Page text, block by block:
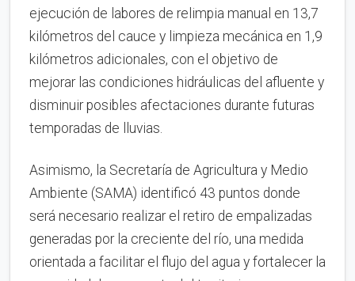
ejecución de labores de relimpia manual en 13,7
kilómetros del cauce y limpieza mecánica en 1,9
kilómetros adicionales, con el objetivo de
mejorar las condiciones hidráulicas del afluente y
disminuir posibles afectaciones durante futuras
temporadas de lluvias.
Asimismo, la Secretaría de Agricultura y Medio
Ambiente (SAMA) identificó 43 puntos donde
será necesario realizar el retiro de empalizadas
generadas por la creciente del río, una medida
orientada a facilitar el flujo del agua y fortalecer la